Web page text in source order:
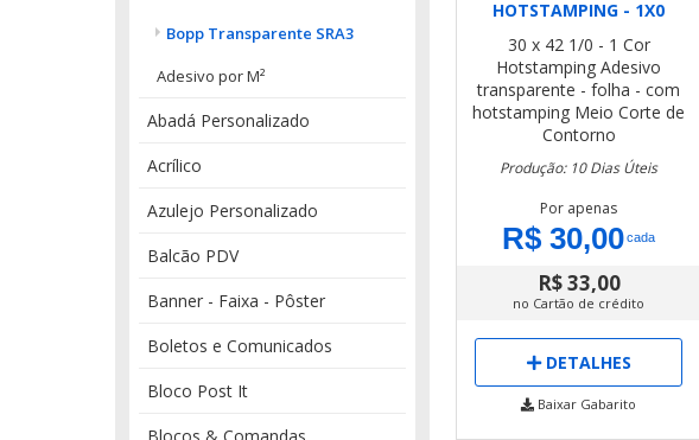
Bopp Transparente SRA3
Adesivo por M²
Abadá Personalizado
Acrílico
Azulejo Personalizado
Balcão PDV
Banner - Faixa - Pôster
Boletos e Comunicados
Bloco Post It
HOTSTAMPING - 1X0
30 x 42 1/0 - 1 Cor
Hotstamping Adesivo
transparente - folha - com
hotstamping Meio Corte de
Contorno
Produção: 10 Dias Úteis
Por apenas
R$ 30,00cada
R$ 33,00
no Cartão de crédito
DETALHES
Baixar Gabarito